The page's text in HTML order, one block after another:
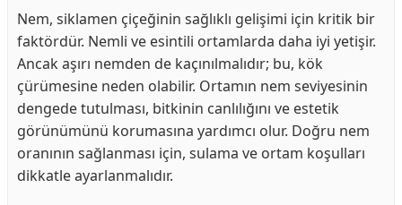
Nem, siklamen çiçeğinin sağlıklı gelişimi için kritik bir
faktördür. Nemli ve esintili ortamlarda daha iyi yetişir.
Ancak aşırı nemden de kaçınılmalıdır; bu, kök
çürümesine neden olabilir. Ortamın nem seviyesinin
dengede tutulması, bitkinin canlılığını ve estetik
görünümünü korumasına yardımcı olur. Doğru nem
oranının sağlanması için, sulama ve ortam koşulları
dikkatle ayarlanmalıdır.